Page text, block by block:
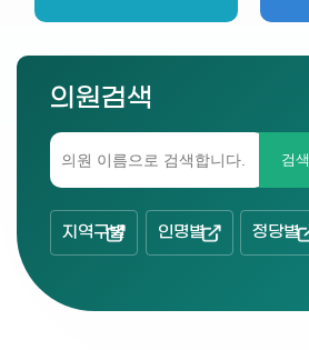
의원검색
검색
지역구별 인명별 정당별